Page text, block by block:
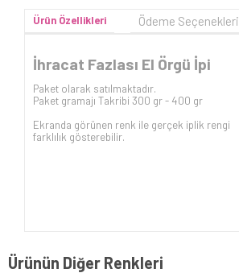
Ürün Özellikleri Ödeme Seçenekleri
İhracat Fazlası El Örgü İpi
Paket olarak satılmaktadır.
Paket gramajı Takribi 300 gr - 400 gr
Ekranda görünen renk ile gerçek iplik rengi
farklılık gösterebilir.
Ürünün Diğer Renkleri